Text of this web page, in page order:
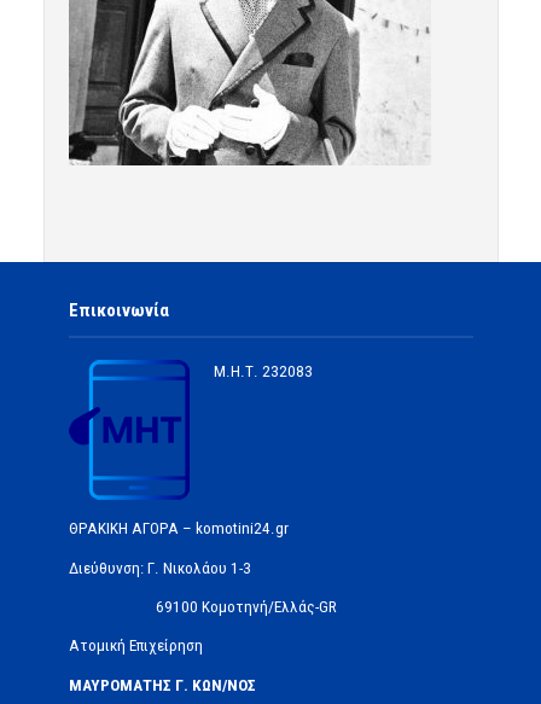
Επικοινωνία
Μ.Η.Τ. 232083
ΘΡΑΚΙΚΗ ΑΓΟΡΑ – komotini24.gr
Διεύθυνση: Γ. Νικολάου 1-3
69100 Κομοτηνή/Ελλάς-GR
Ατομική Επιχείρηση
ΜΑΥΡΟΜΑΤΗΣ Γ. ΚΩΝ/ΝΟΣ